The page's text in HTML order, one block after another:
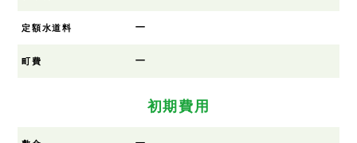
定額水道料 ー
町費 ー
初期費用